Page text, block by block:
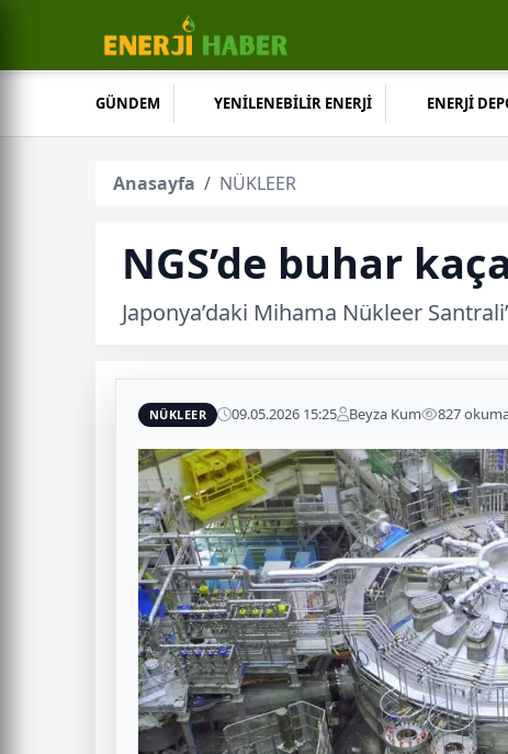
GÜNDEM YENİLENEBİLİR ENERJİ ENERJİ
Anasayfa NÜKLEER
NGS’de buhar
Japonya’daki Mihama Nükleer
NÜKLEER 09.05.2026 15:25 Beyza Kum 827